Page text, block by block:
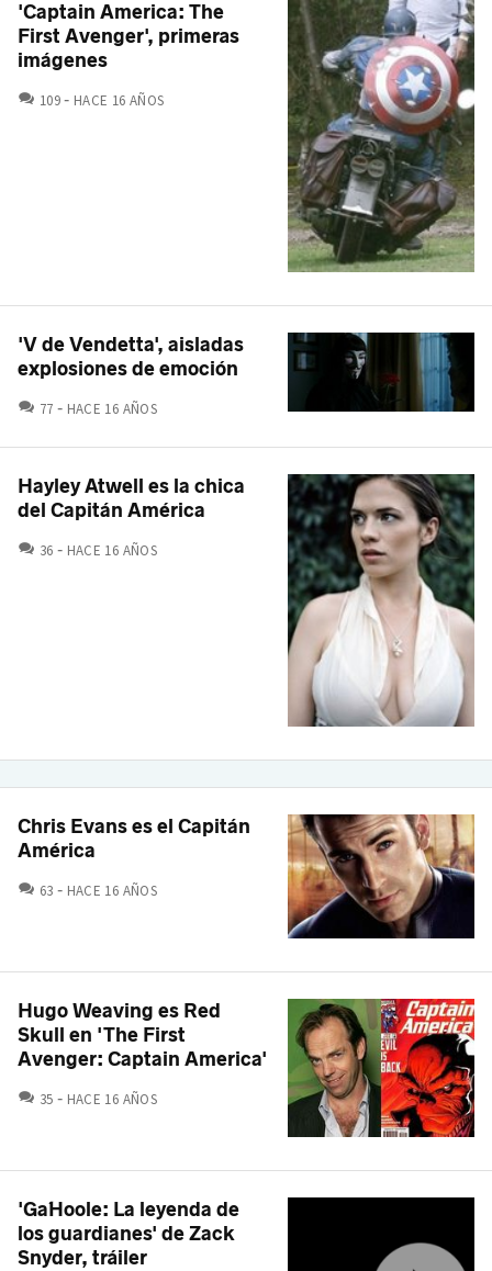
'Captain America: The
First Avenger', primeras
imágenes
109COMENTARIOS
HACE 16 AÑOS
'V de Vendetta', aisladas
explosiones de emoción
77 COMENTARIOS
HACE 16 AÑOS
Hayley Atwell es la chica
del Capitán América
36 COMENTARIOS
HACE 16 AÑOS
Chris Evans es el Capitán
América
63 COMENTARIOS
HACE 16 AÑOS
Hugo Weaving es Red
Skull en 'The First
Avenger: Captain America'
35 COMENTARIOS
HACE 16 AÑOS
'Ga´Hoole: La leyenda de
los guardianes' de Zack
Snyder, tráiler